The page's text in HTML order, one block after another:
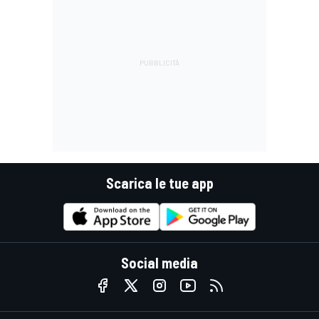
Scarica le tue app
Social media